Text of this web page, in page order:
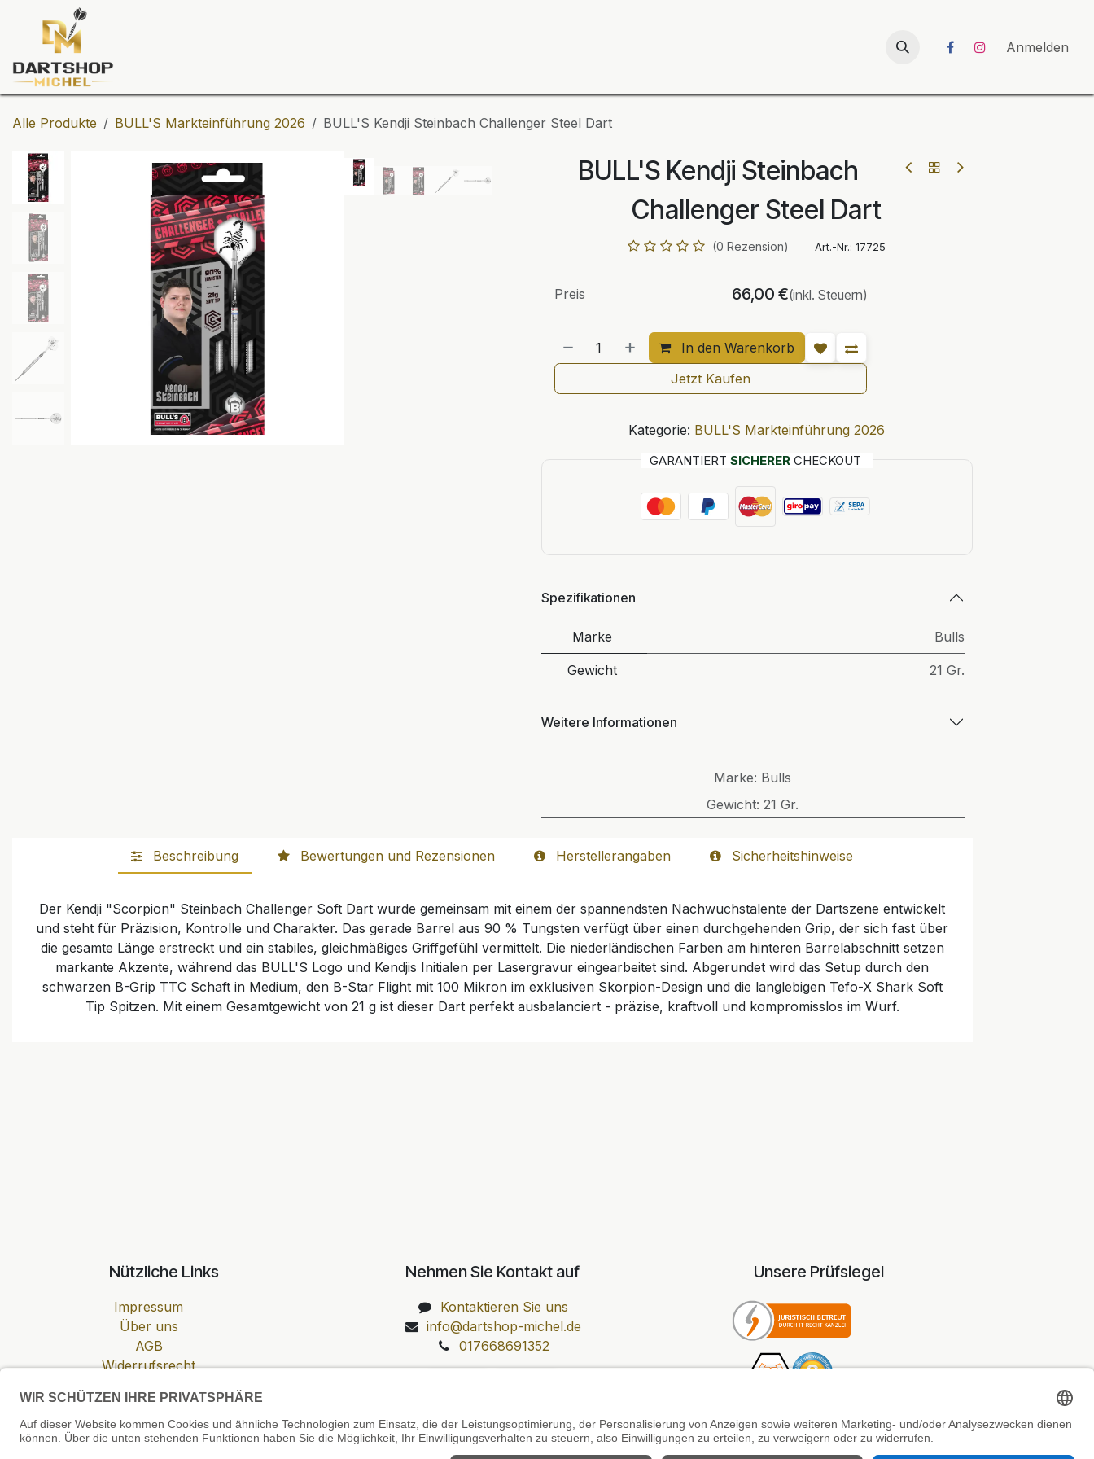
Zum Inhalt springen
UNICORN-Launch 2026 Anmelden
Alle Produkte BULL'S Markteinführung 2026 BULL'S Kendji Steinbach Challenger Steel Dart
BULL'S Kendji Steinbach
Challenger Steel Dart
(0 Rezension) Art.-Nr.: 17725
In den Warenkorb
Preis 66,00 €(inkl. Steuern)
Jetzt Kaufen
Kategorie: BULL'S Markteinführung 2026
GARANTIERT SICHERERCHECKOUT
Spezifikationen
Marke Bulls
Gewicht 21 Gr.
Weitere Informationen
Marke: Bulls
Gewicht:21 Gr.
Beschreibung Bewertungen und Rezensionen Herstellerangaben Sicherheitshinweise
Der Kendji "Scorpion" Steinbach Challenger Soft Dart wurde gemeinsam mit einem der spannendsten Nachwuchstalente der Dartszene entwickelt
und steht für Präzision, Kontrolle und Charakter. Das gerade Barrel aus 90 % Tungsten verfügt über einen durchgehenden Grip, der sich fast über
die gesamte Länge erstreckt und ein stabiles, gleichmäßiges Griffgefühl vermittelt. Die niederländischen Farben am hinteren Barrelabschnitt setzen
markante Akzente, während das BULL'S Logo und Kendjis Initialen per Lasergravur eingearbeitet sind. Abgerundet wird das Setup durch den
schwarzen B-Grip TTC Schaft in Medium, den B-Star Flight mit 100 Mikron im exklusiven Skorpion-Design und die langlebigen Tefo-X Shark Soft
Tip Spitzen. Mit einem Gesamtgewicht von 21 g ist dieser Dart perfekt ausbalanciert - präzise, kraftvoll und kompromisslos im Wurf.
Nützliche Links
Impressum
Über uns
AGB
Widerrufsrecht
Zahlung & Versand
Cookie-Einstellungen
Nehmen Sie Kontakt auf
Kontaktieren Sie uns
info@dartshop-michel.de
017668691352
Unsere Prüfsiegel